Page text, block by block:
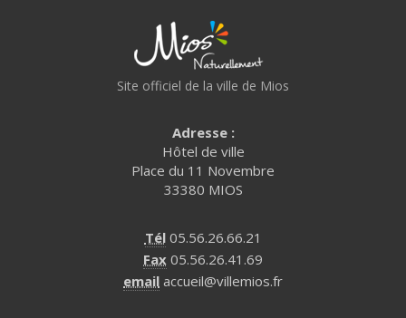
Site officiel de la ville de Mios
Adresse :
Hôtel de ville
Place du 11 Novembre
33380 MIOS
Tél05.56.26.66.21
Fax 05.56.26.41.69
email accueil@villemios.fr